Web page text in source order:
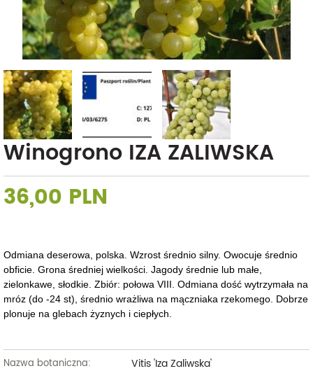
Winogrono IZA ZALIWSKA
36,00 PLN
Odmiana deserowa, polska. Wzrost średnio silny. Owocuje średnio
obficie. Grona średniej wielkości. Jagody średnie lub małe,
zielonkawe, słodkie. Zbiór: połowa VIII. Odmiana dość wytrzymała na
mróz (do -24 st), średnio wrażliwa na mączniaka rzekomego. Dobrze
plonuje na glebach żyznych i ciepłych.
Nazwa botaniczna: Vitis 'Iza Zaliwska'